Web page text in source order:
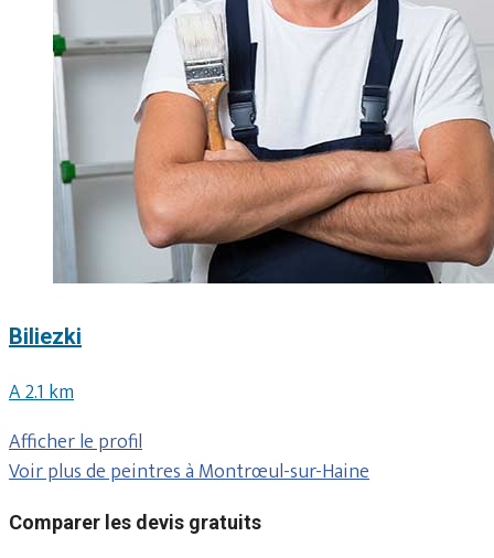
Biliezki
A 2.1 km
Afficher le profil
Voir plus de peintres à Montrœul-sur-Haine
Comparer les devis gratuits